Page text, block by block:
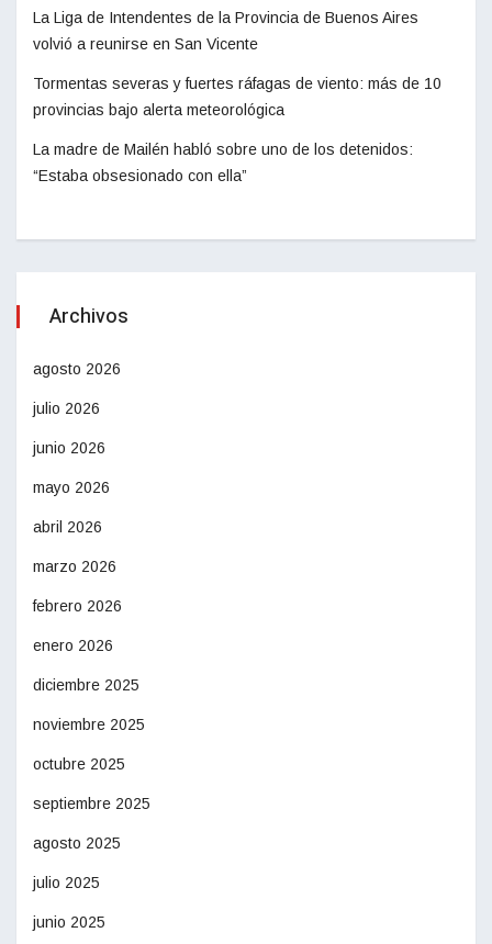
La Liga de Intendentes de la Provincia de Buenos Aires
volvió a reunirse en San Vicente
Tormentas severas y fuertes ráfagas de viento: más de 10
provincias bajo alerta meteorológica
La madre de Mailén habló sobre uno de los detenidos:
“Estaba obsesionado con ella”
Archivos
agosto 2026
julio 2026
junio 2026
mayo 2026
abril 2026
marzo 2026
febrero 2026
enero 2026
diciembre 2025
noviembre 2025
octubre 2025
septiembre 2025
agosto 2025
julio 2025
junio 2025